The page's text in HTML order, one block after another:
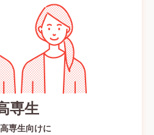
専生
専生向けに